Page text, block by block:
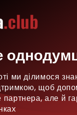
ми ділимося
щоб
але й